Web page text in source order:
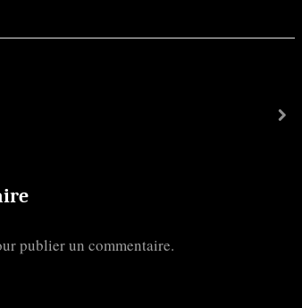
t
next
publier un commentaire.